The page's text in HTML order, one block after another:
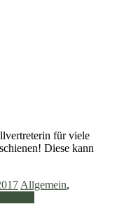
für viele
Diese kann
Allgemein,